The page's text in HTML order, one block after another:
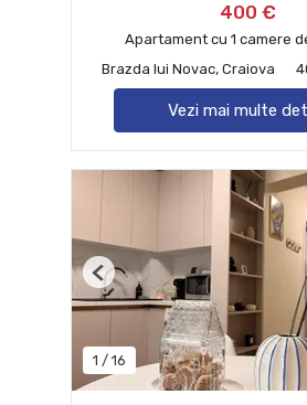
400 €
Apartament cu 1 camere
Brazda lui Novac, Craiova
Vezi mai multe
1 / 16
Previous